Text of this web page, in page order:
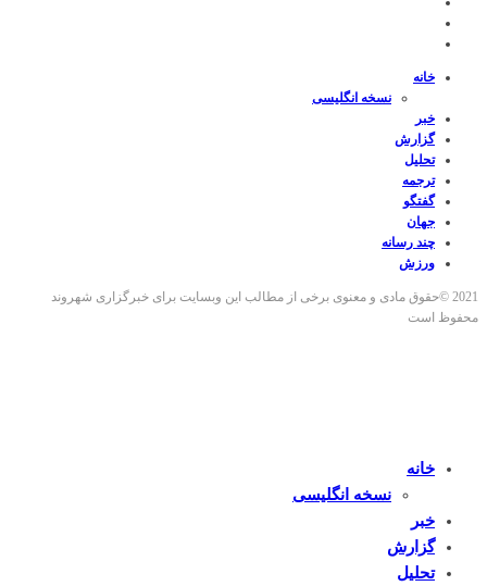
خانه
نسخه انگلیسی
خبر
گزارش
تحلیل
ترجمه
گفتگو
جهان
چند رسانه
ورزش
2021 ©حقوق مادی و معنوی برخی از مطالب این وبسایت برای خبرگزاری شهروند
محفوظ است
خانه
نسخه انگلیسی
خبر
گزارش
تحلیل